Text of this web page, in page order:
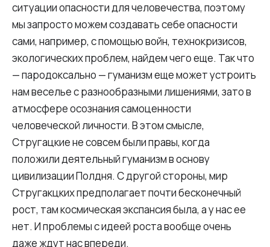
ситуации опасности для человечества, поэтому
мы запросто можем создавать себе опасности
сами, например, с помощью войн, технокризисов,
экологических проблем, найдем чего еще. Так что
— пародоксально — гуманизм еще может устроить
нам веселье с разнообразными лишениями, зато в
атмосфере осознания самоценности
человеческой личности. В этом смысле,
Стругацкие не совсем были правы, когда
положили деятельный гуманизм в основу
цивилизации Полдня. С другой стороны, мир
Стругакцких предполагает почти бесконечный
рост, там космическая экспансия была, а у нас ее
нет. И проблемы с идеей роста вообще очень
даже ждут нас впереди.